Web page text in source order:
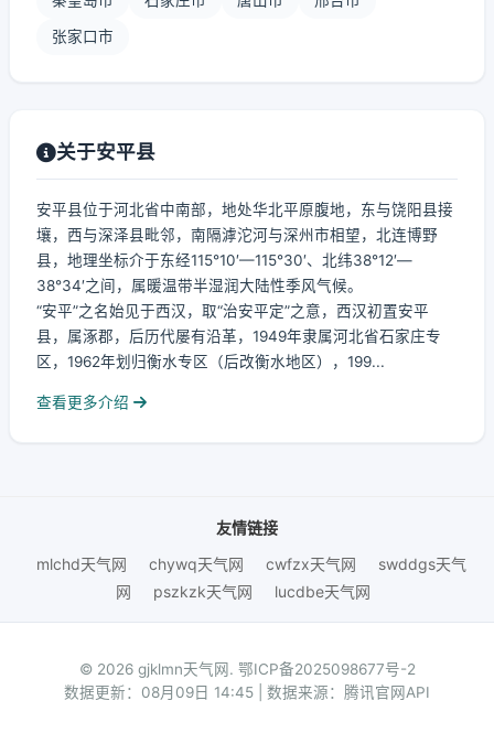
张家口市
关于安平县
安平县位于河北省中南部，地处华北平原腹地，东与饶阳县接
壤，西与深泽县毗邻，南隔滹沱河与深州市相望，北连博野
县，地理坐标介于东经115°10′—115°30′、北纬38°12′—
38°34′之间，属暖温带半湿润大陆性季风气候。
“安平”之名始见于西汉，取“治安平定”之意，西汉初置安平
县，属涿郡，后历代屡有沿革，1949年隶属河北省石家庄专
区，1962年划归衡水专区（后改衡水地区），199...
查看更多介绍
友情链接
mlchd天气网
chywq天气网 cwfzx天气网
swddgs天气
网
pszkzk天气网 lucdbe天气网
© 2026 gjklmn天气网. 鄂ICP备2025098677号-2
数据更新：08月09日 14:45 | 数据来源：腾讯官网API